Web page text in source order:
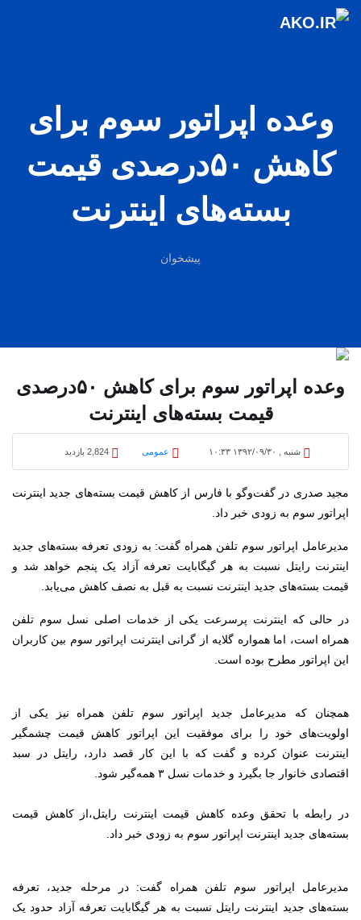
وعده اپراتور سوم برای
کاهش ۵۰درصدی قیمت
بسته‌های اینترنت
پیشخوان
وعده اپراتور سوم برای کاهش ۵۰درصدی
قیمت بسته‌های اینترنت
شنبه , ۱۳۹۲/۰۹/۳۰ ۱۰:۳۳ عمومی 2,824 بازدید
مجید صدری در گفت‌وگو با فارس از کاهش قیمت بسته‌های جدید اینترنت
اپراتور سوم به زودی خبر داد.
مدیرعامل اپراتور سوم تلفن همراه گفت: به زودی تعرفه بسته‌های جدید
اینترنت رایتل نسبت به هر گیگابایت تعرفه آزاد یک پنجم خواهد شد و
قیمت بسته‌های جدید اینترنت نسبت به قبل به نصف کاهش می‌یابد.
در حالی که اینترنت پرسرعت یکی از خدمات اصلی نسل سوم تلفن
همراه است، اما همواره گلایه از گرانی اینترنت اپراتور سوم بین کاربران
این اپراتور مطرح بوده است.
همچنان که مدیرعامل جدید اپراتور سوم تلفن همراه نیز یکی از
اولویت‌های خود را برای موفقیت این اپراتور کاهش قیمت چشمگیر
اینترنت عنوان کرده و گفت که با این کار قصد دارد، رایتل در سبد
اقتصادی خانوار جا بگیرد و خدمات نسل ۳ همه‌گیر شود.
در رابطه با تحقق وعده کاهش قیمت اینترنت رایتل،از کاهش قیمت
بسته‌های جدید اینترنت اپراتور سوم به زودی خبر داد.
مدیرعامل اپراتور سوم تلفن همراه گفت: در مرحله جدید، تعرفه
بسته‌های جدید اینترنت رایتل نسبت به هر گیگابایت تعرفه آزاد حدود یک